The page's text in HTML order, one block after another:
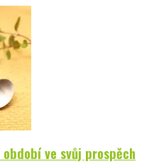
ve svůj prospěch